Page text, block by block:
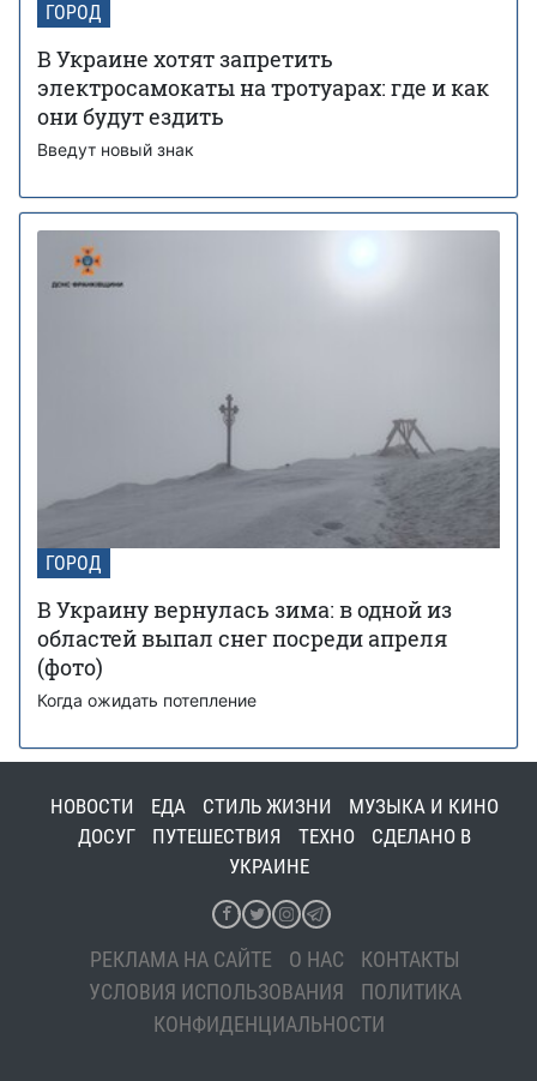
ГОРОД
В Украине хотят запретить
электросамокаты на тротуарах: где и как
они будут ездить
Введут новый знак
ГОРОД
В Украину вернулась зима: в одной из
областей выпал снег посреди апреля
(фото)
Когда ожидать потепление
НОВОСТИ ЕДА СТИЛЬ ЖИЗНИ
МУЗЫКА И КИНО
ДОСУГ
ПУТЕШЕСТВИЯ ТЕХНО
СДЕЛАНО В
УКРАИНЕ
РЕКЛАМА НА САЙТЕ О НАС
КОНТАКТЫ
УСЛОВИЯ ИСПОЛЬЗОВАНИЯ
ПОЛИТИКА
КОНФИДЕНЦИАЛЬНОСТИ